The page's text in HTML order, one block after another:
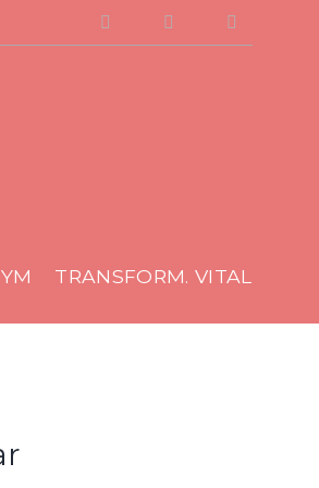
Facebook Instagram
TRANSFORM. VITAL